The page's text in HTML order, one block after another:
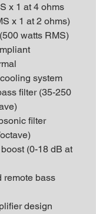
x 1 at 4 ohms
x 1 at 2 ohms)
watts RMS)
system
filter (35-250
filter
(0-18 dB at
remote bass
design